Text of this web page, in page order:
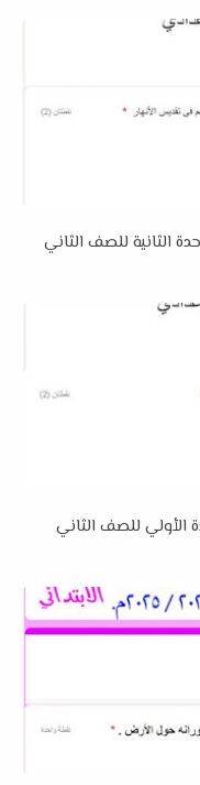
الثانية للصف الثاني
الأولي للصف الثاني